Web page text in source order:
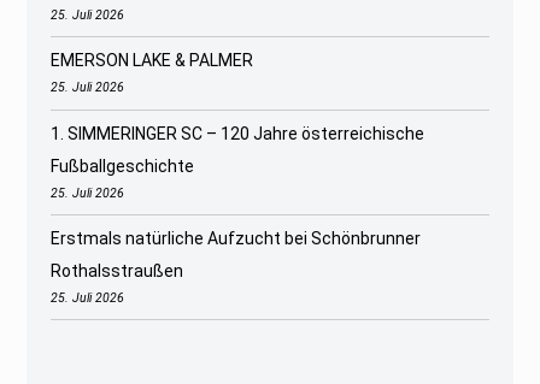
25. Juli 2026
EMERSON LAKE & PALMER
25. Juli 2026
1. SIMMERINGER SC – 120 Jahre österreichische
Fußballgeschichte
25. Juli 2026
Erstmals natürliche Aufzucht bei Schönbrunner
Rothalsstraußen
25. Juli 2026